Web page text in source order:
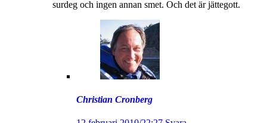
surdeg och ingen annan smet. Och det är jättegott.
Christian Cronberg